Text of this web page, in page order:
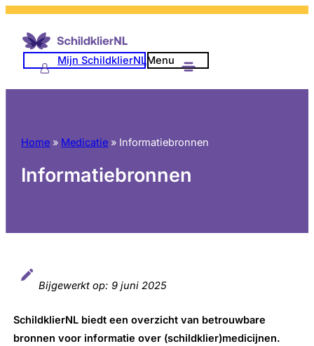
naar
Mijn SchildklierNLMenu
Home » Medicatie » Informatiebronnen
Informatiebronnen
Bijgewerkt op: 9 juni 2025
SchildklierNL biedt een overzicht van betrouwbare
bronnen voor informatie over (schildklier)medicijnen.